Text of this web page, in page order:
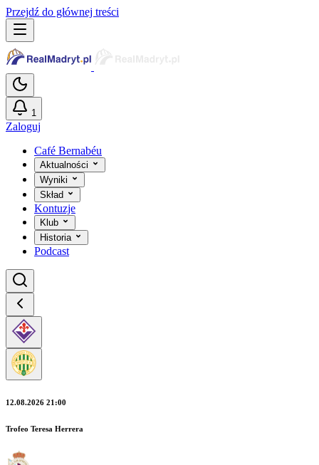
Przejdź do głównej treści
1
Zaloguj
Café Bernabéu
Aktualności
Wyniki
Skład
Kontuzje
Klub
Historia
Podcast
12.08.2026 21:00
Trofeo Teresa Herrera